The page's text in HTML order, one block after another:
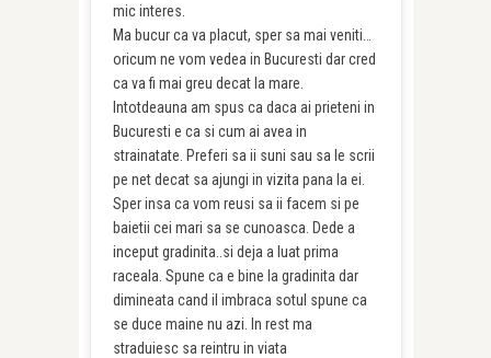
mic interes.
Ma bucur ca va placut, sper sa mai veniti…
oricum ne vom vedea in Bucuresti dar cred
ca va fi mai greu decat la mare.
Intotdeauna am spus ca daca ai prieteni in
Bucuresti e ca si cum ai avea in
strainatate. Preferi sa ii suni sau sa le scrii
pe net decat sa ajungi in vizita pana la ei.
Sper insa ca vom reusi sa ii facem si pe
baietii cei mari sa se cunoasca. Dede a
inceput gradinita..si deja a luat prima
raceala. Spune ca e bine la gradinita dar
dimineata cand il imbraca sotul spune ca
se duce maine nu azi. In rest ma
straduiesc sa reintru in viata